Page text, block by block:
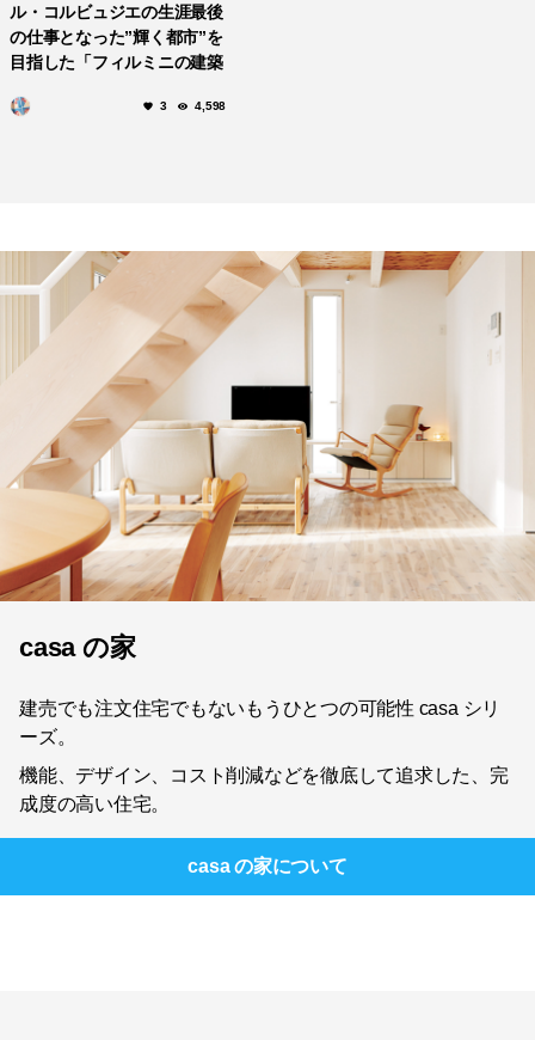
ル・コルビュジエの生涯最後
の仕事となった”輝く都市”を
目指した「フィルミニの建築
3 4,598
casa の家
建売でも注文住宅でもないもうひとつの可能性 casa シリ
ーズ。
機能、デザイン、コスト削減などを徹底して追求した、完
成度の高い住宅。
casa の家について